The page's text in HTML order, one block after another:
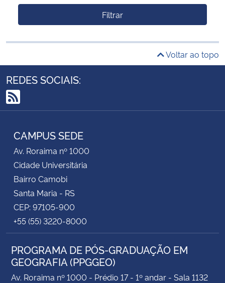
Filtrar
Voltar ao topo
REDES SOCIAIS:
RSS
CAMPUS SEDE
Av. Roraima nº 1000
Cidade Universitária
Bairro Camobi
Santa Maria - RS
CEP: 97105-900
+55 (55) 3220-8000
PROGRAMA DE PÓS-GRADUAÇÃO EM
GEOGRAFIA (PPGGEO)
Av. Roraima nº 1000 - Prédio 17 - 1º andar - Sala 1132